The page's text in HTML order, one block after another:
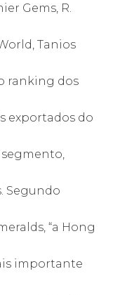
Gems, R.
Tanios
ranking dos
exportados do
Segundo
“a Hong
importante